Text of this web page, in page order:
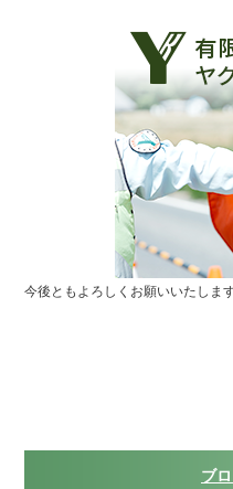
tte
今後ともよろしくお願いいたします
ブ